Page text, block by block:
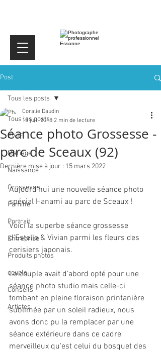
Post
Tous les posts
EVJF
Mariage
Naissance
Grossesse
Famille
Portrait
Entreprise
Produits photos
couple
Conseils
Artistes
Tous les posts
Séance photo Grossesse -
parc de Sceaux (92)
Coralie Daudin
13 juil. 2018 2 min de lecture
Dernière mise à jour : 15 mars 2022
Aujourd'hui une nouvelle séance photo
spécial Hanami au parc de Sceaux !
Voici la superbe séance grossesse
d'Estelle & Vivian parmi les fleurs des
cerisiers japonais.
Le couple avait d’abord opté pour une
séance photo studio mais celle-ci
tombant en pleine floraison printanière
sublimée par un soleil radieux, nous
avons donc pu la remplacer par une
séance extérieure dans ce cadre
merveilleux qu'est celui du bosquet des